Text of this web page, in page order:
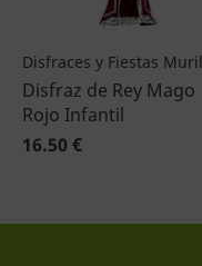
Disfraces y Fiestas
Disfraz de Rey Mago
Rojo Infantil
16.50 €